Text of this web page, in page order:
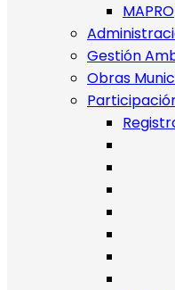
MAPRO
Gestión
Obras